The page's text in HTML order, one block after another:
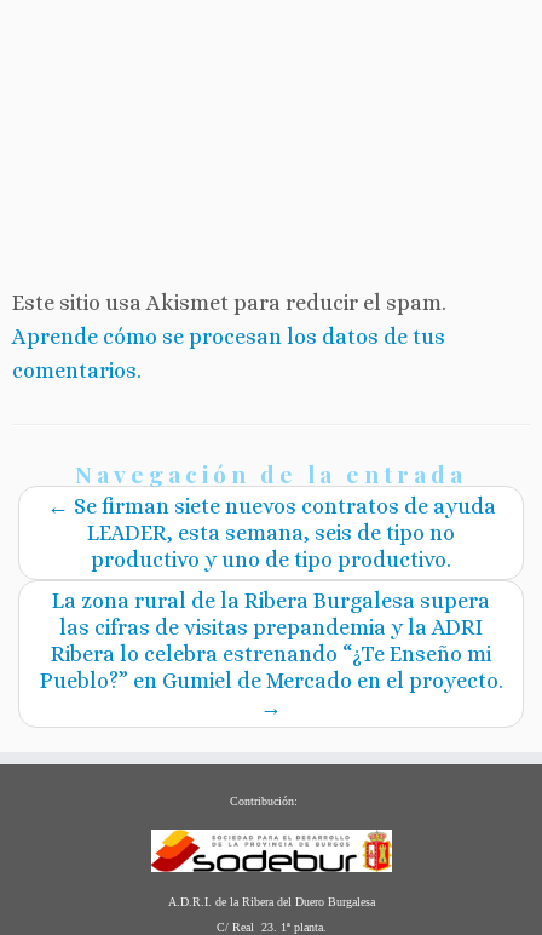
Este sitio usa Akismet para reducir el spam.
Aprende cómo se procesan los datos de tus
comentarios.
Navegación de la entrada
← Se firman siete nuevos contratos de ayuda
LEADER, esta semana, seis de tipo no
productivo y uno de tipo productivo.
La zona rural de la Ribera Burgalesa supera
las cifras de visitas prepandemia y la ADRI
Ribera lo celebra estrenando “¿Te Enseño mi
Pueblo?” en Gumiel de Mercado en el proyecto.
→
Contribución:
A.D.R.I. de la Ribera del Duero Burgalesa
C/ Real 23. 1ª planta.